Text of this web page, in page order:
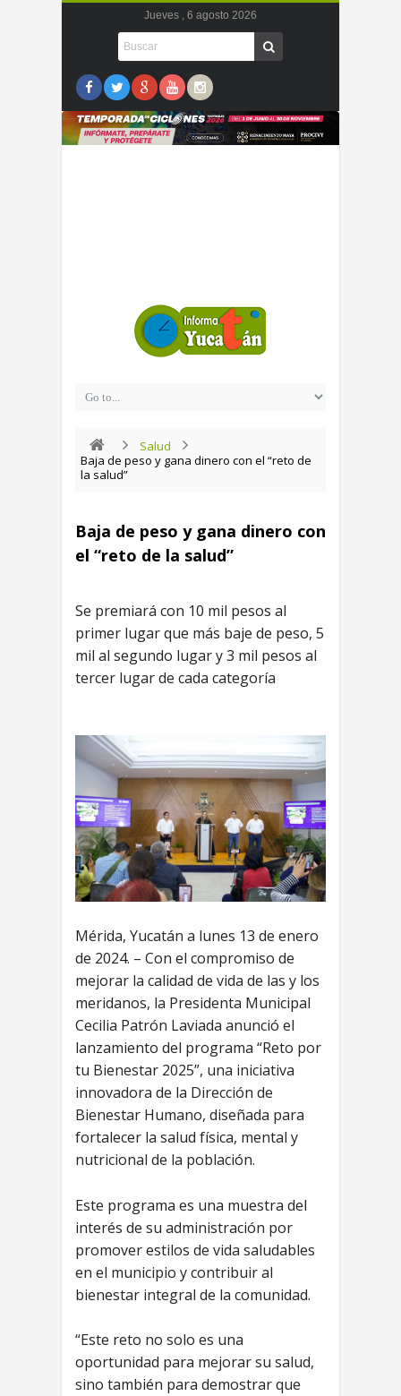
Jueves , 6 agosto 2026
Salud
Baja de peso y gana dinero con el “reto de
la salud”
Baja de peso y gana dinero con
el “reto de la salud”
Se premiará con 10 mil pesos al
primer lugar que más baje de peso, 5
mil al segundo lugar y 3 mil pesos al
tercer lugar de cada categoría
Mérida, Yucatán a lunes 13 de enero
de 2024. – Con el compromiso de
mejorar la calidad de vida de las y los
meridanos, la Presidenta Municipal
Cecilia Patrón Laviada anunció el
lanzamiento del programa “Reto por
tu Bienestar 2025”, una iniciativa
innovadora de la Dirección de
Bienestar Humano, diseñada para
fortalecer la salud física, mental y
nutricional de la población.
Este programa es una muestra del
interés de su administración por
promover estilos de vida saludables
en el municipio y contribuir al
bienestar integral de la comunidad.
“Este reto no solo es una
oportunidad para mejorar su salud,
sino también para demostrar que